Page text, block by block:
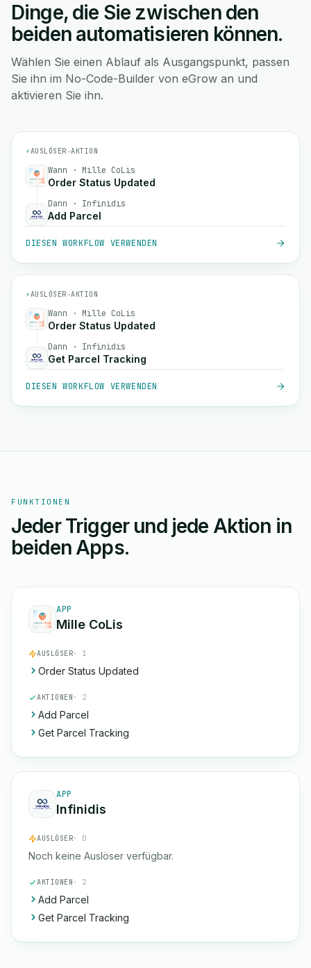
Dinge, die Sie zwischen den
beiden automatisieren können.
Wählen Sie einen Ablauf als Ausgangspunkt, passen
Sie ihn im No-Code-Builder von eGrow an und
aktivieren Sie ihn.
⚡AUSLÖSER→AKTION
Wann · Mille CoLis
Order Status Updated
Dann · Infinidis
Add Parcel
DIESEN WORKFLOW VERWENDEN
⚡AUSLÖSER→AKTION
Wann · Mille CoLis
Order Status Updated
Dann · Infinidis
Get Parcel Tracking
DIESEN WORKFLOW VERWENDEN
FUNKTIONEN
Jeder Trigger und jede Aktion in
beiden Apps.
APP
Mille CoLis
AUSLÖSER· 1
Order Status Updated
AKTIONEN · 2
Add Parcel
Get Parcel Tracking
APP
Infinidis
AUSLÖSER· 0
Noch keine Auslöser verfügbar.
AKTIONEN · 2
Add Parcel
Get Parcel Tracking